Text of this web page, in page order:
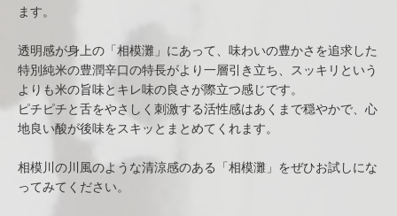
ます。
透明感が身上の「相模灘」にあって、味わいの豊かさを追求した
特別純米の豊潤辛口の特長がより一層引き立ち、スッキリという
よりも米の旨味とキレ味の良さが際立つ感じです。
ピチピチと舌をやさしく刺激する活性感はあくまで穏やかで、心
地良い酸が後味をスキッとまとめてくれます。
相模川の川風のような清涼感のある「相模灘」をぜひお試しにな
ってみてください。